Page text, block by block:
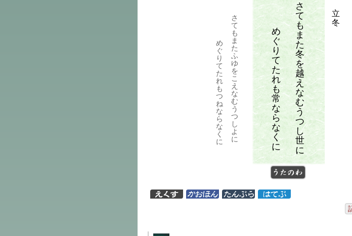
立
冬
さ
て
も
ま
た
冬
を
越
え
な
む
う
つ
し
世
に
め
ぐ
り
て
た
れ
も
常
な
ら
な
く
に
さ
て
も
ま
た
ふ
ゆ
を
こ
え
な
む
う
つ
し
よ
に
め
ぐ
り
て
た
れ
も
つ
ね
な
ら
な
く
に
うたのわ